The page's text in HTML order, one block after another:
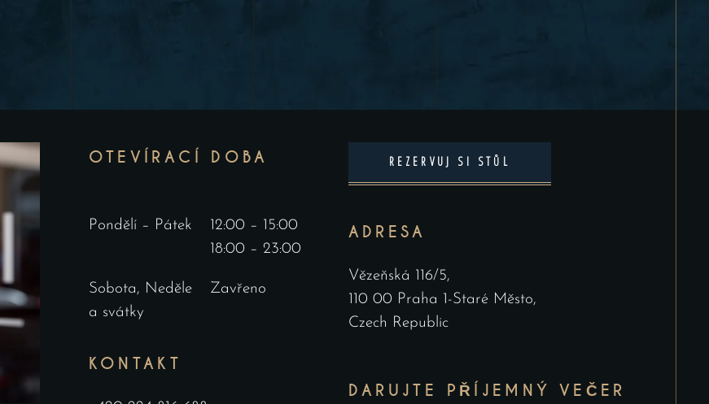
OTEVÍRACÍ DOBA
Pondělí – Pátek
12:00 – 15:00
18:00 – 23:00
Sobota, Neděle
a svátky
Zavřeno
KONTAKT
REZERVUJ SI STŮL
ADRESA
Vězeňská 116/5,
110 00 Praha 1-Staré Město,
Czech Republic
DARUJTE PŘÍJEMNÝ VEČER